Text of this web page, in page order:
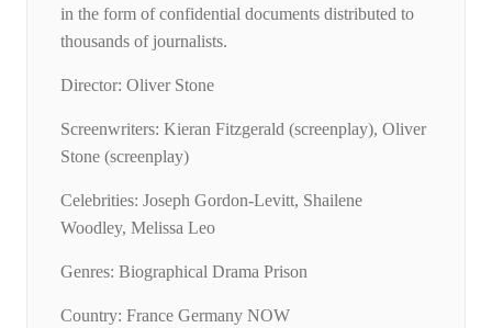
in the form of confidential documents distributed to
thousands of journalists.
Director: Oliver Stone
Screenwriters: Kieran Fitzgerald (screenplay), Oliver
Stone (screenplay)
Celebrities: Joseph Gordon-Levitt, Shailene
Woodley, Melissa Leo
Genres: Biographical Drama Prison
Country: France Germany NOW